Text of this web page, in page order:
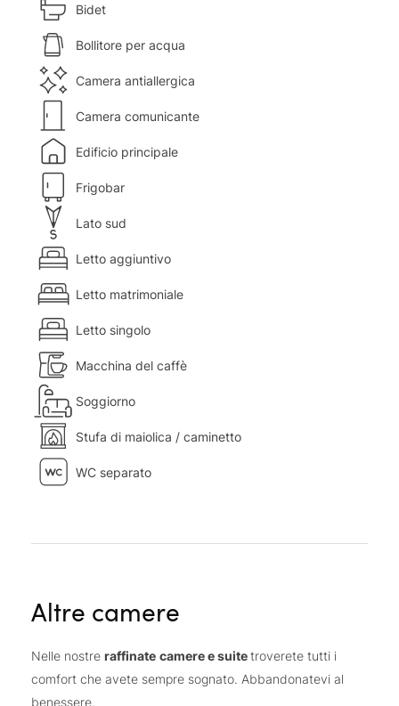
Bidet
Bollitore per acqua
Camera antiallergica
Camera comunicante
Edificio principale
Frigobar
Lato sud
Letto aggiuntivo
Letto matrimoniale
Letto singolo
Macchina del caffè
Soggiorno
Stufa di maiolica / caminetto
WC separato
Altre camere
Nelle nostre raffinate camere e suitetroverete tutti i
comfort che avete sempre sognato. Abbandonatevi al
benessere.